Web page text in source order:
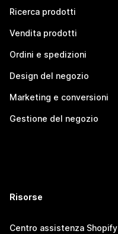
Ricerca prodotti
Vendita prodotti
Ordini e spedizioni
Design del negozio
Marketing e conversioni
Gestione del negozio
Risorse
Centro assistenza Shopify